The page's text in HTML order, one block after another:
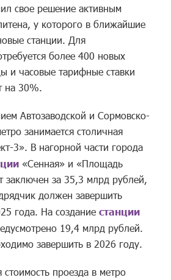
свое решение активным
у которого в ближайшие
станции. Для
более 400 новых
и часовые тарифные ставки
на 30%.
Автозаводской и Сормовско-
занимается столичная
3». В нагорной части города
«Сенная» и «Площадь
заключен за 35,3 млрд рублей,
должен завершить
года. На создание станции
19,4 млрд рублей.
завершить в 2026 году.
проезда в метро